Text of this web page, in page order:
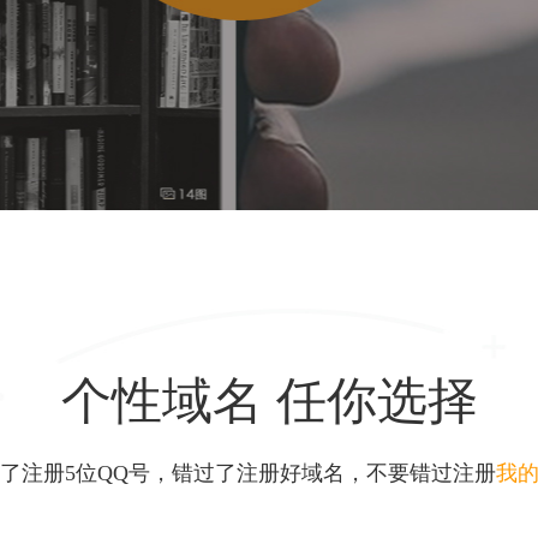
个性域名 任你选择
注册5位QQ号，错过了注册好域名，不要错过注册我